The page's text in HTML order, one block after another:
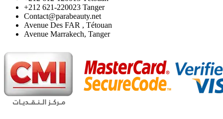
‪+212 621-220023 Tanger
Contact@parabeauty.net
Avenue Des FAR , Tétouan
Avenue Marrakech, Tanger